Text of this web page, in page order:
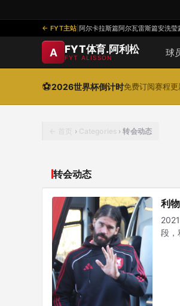
FYT主站 阿尔卡拉斯篇阿尔瓦雷斯篇安洗莹
A FYT体育.阿利松
FYT ALISSON 球
⚽2026世界杯倒计时免费订阅赛程更
首页 › Categories ›转会动态
转会动态
利
段，